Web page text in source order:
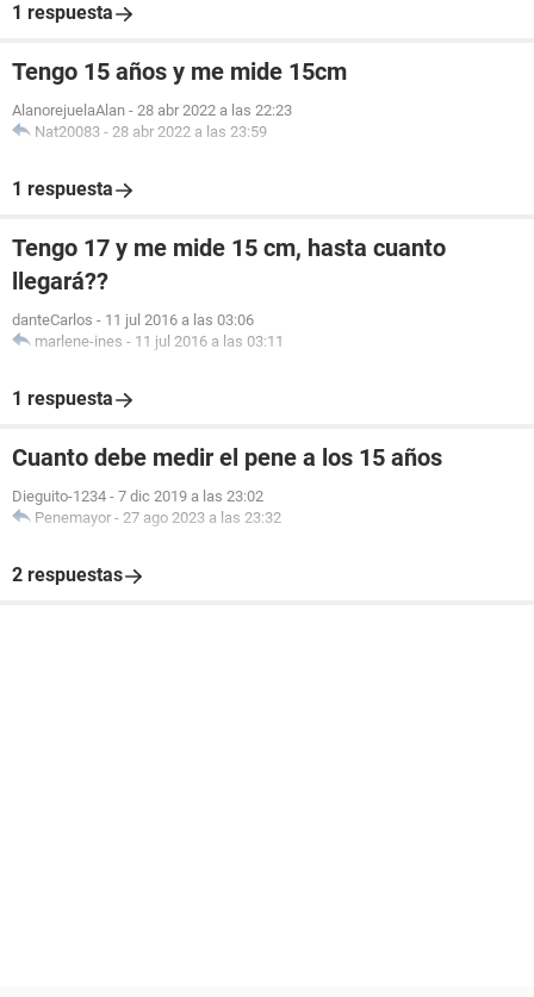
1 respuesta
Tengo 15 años y me mide 15cm
AlanorejuelaAlan - 28 abr 2022 a las 22:23
Nat20083 - 28 abr 2022 a las 23:59
1 respuesta
Tengo 17 y me mide 15 cm, hasta cuanto
llegará??
danteCarlos - 11 jul 2016 a las 03:06
marlene-ines - 11 jul 2016 a las 03:11
1 respuesta
Cuanto debe medir el pene a los 15 años
Dieguito-1234 - 7 dic 2019 a las 23:02
Penemayor - 27 ago 2023 a las 23:32
2 respuestas